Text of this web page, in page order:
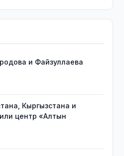
и Файзуллаева
Кыргызстана и
центр «Алтын